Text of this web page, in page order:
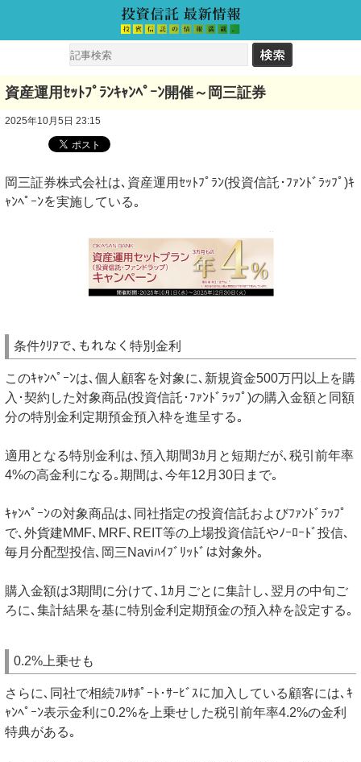
資産運用ｾｯﾄﾌﾟﾗﾝｷｬﾝﾍﾟｰﾝ開催～岡三証券
2025年10月5日 23:15
岡三証券株式会社は､資産運用ｾｯﾄﾌﾟﾗﾝ(投資信託･ﾌｧﾝﾄﾞﾗｯﾌﾟ)ｷ
ｬﾝﾍﾟｰﾝを実施している｡
条件ｸﾘｱで､もれなく特別金利
このｷｬﾝﾍﾟｰﾝは､個人顧客を対象に､新規資金500万円以上を購
入･契約した対象商品(投資信託･ﾌｧﾝﾄﾞﾗｯﾌﾟ)の購入金額と同額
分の特別金利定期預金預入枠を進呈する｡
適用となる特別金利は､預入期間3ｶ月と短期だが､税引前年率
4%の高金利になる｡期間は､今年12月30日まで｡
ｷｬﾝﾍﾟｰﾝの対象商品は､同社指定の投資信託およびﾌｧﾝﾄﾞﾗｯﾌﾟ
で､外貨建MMF､MRF､REIT等の上場投資信託やﾉｰﾛｰﾄﾞ投信､
毎月分配型投信､岡三Naviﾊｲﾌﾞﾘｯﾄﾞは対象外｡
購入金額は3期間に分けて､1ｶ月ごとに集計し､翌月の中旬ご
ろに､集計結果を基に特別金利定期預金の預入枠を設定する｡
0.2%上乗せも
さらに､同社で相続ﾌﾙｻﾎﾟｰﾄ･ｻｰﾋﾞｽに加入している顧客には､ｷ
ｬﾝﾍﾟｰﾝ表示金利に0.2%を上乗せした税引前年率4.2%の金利
特典がある｡